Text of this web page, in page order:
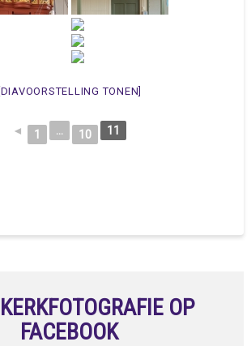
[DIAVOORSTELLING TONEN]
◄ 1 ... 10 11
OP
FACEBOOK